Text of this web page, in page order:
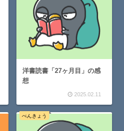
洋書読書「27ヶ月目」の感
想
2025.02.11
べんきょう